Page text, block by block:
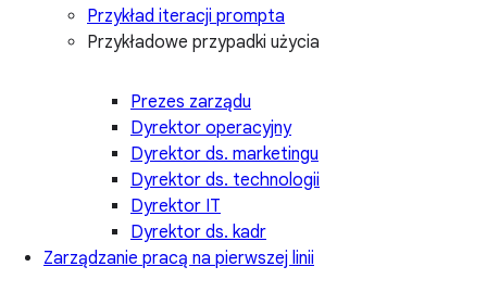
Przykład iteracji prompta
Przykładowe przypadki użycia
Prezes zarządu
Dyrektor operacyjny
Dyrektor ds. marketingu
Dyrektor ds. technologii
Dyrektor IT
Dyrektor ds. kadr
Zarządzanie pracą na pierwszej linii